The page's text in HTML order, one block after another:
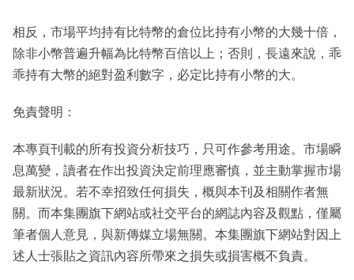
相反，市場平均持有比特幣的倉位比持有小幣的大幾十倍，
除非小幣普遍升幅為比特幣百倍以上；否則，長遠來說，乖
乖持有大幣的絕對盈利數字，必定比持有小幣的大。
免責聲明：
本專頁刊載的所有投資分析技巧，只可作參考用途。市場瞬
息萬變，讀者在作出投資決定前理應審慎，並主動掌握市場
最新狀況。若不幸招致任何損失，概與本刊及相關作者無
關。而本集團旗下網站或社交平台的網誌內容及觀點，僅屬
筆者個人意見，與新傳媒立場無關。本集團旗下網站對因上
述人士張貼之資訊內容所帶來之損失或損害概不負責。